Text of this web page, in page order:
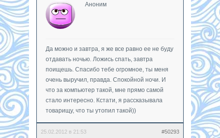
Аноним
Да можно и завтра, я же все равно ее не буду
отдавать ночью. Ложись спать, завтра
поищешь. Спасибо тебе огромное, ты меня
очень выручил, правда. Спокойной ночи. И
что за компьютер такой, мне прямо самой
стало интересно. Кстати, я рассказывала
товарищу, что ты утопил такой))
25.02.2012 в 21:53 #50293